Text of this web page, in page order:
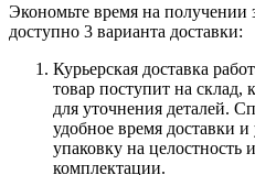
Экономьте время на получении
доступно 3 варианта доставки:
Курьерская доставка
товар поступит на склад,
для уточнения деталей.
удобное время доставки
упаковку на целостность
комплектации.